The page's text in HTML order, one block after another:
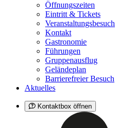
Öffnungszeiten
Eintritt & Tickets
Veranstaltungsbesuch
Kontakt
Gastronomie
Führungen
Gruppenausflug
Geländeplan
Barrierefreier Besuch
Aktuelles
Kontaktbox öffnen